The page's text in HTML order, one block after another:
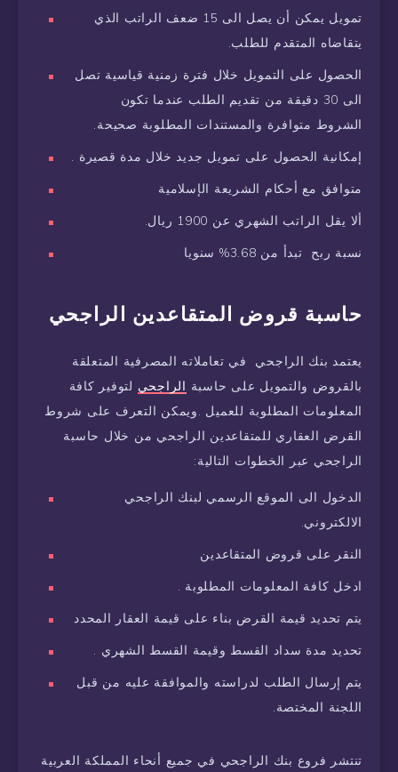
تمويل يمكن أن يصل الى 15 ضعف الراتب الذي
يتقاضاه المتقدم للطلب.
الحصول على التمويل خلال فترة زمنية قياسية تصل
الى 30 دقيقة من تقديم الطلب عندما تكون
الشروط متوافرة والمستندات المطلوبة صحيحة.
إمكانية الحصول على تمويل جديد خلال مدة قصيرة .
متوافق مع أحكام الشريعة الإسلامية
ألا يقل الراتب الشهري عن 1900 ريال.
نسبة ربح تبدأ من 3.68% سنويا
حاسبة قروض المتقاعدين الراجحي
يعتمد بنك الراجحي في تعاملاته المصرفية المتعلقة
بالقروض والتمويل على حاسبة الراجحي لتوفير كافة
المعلومات المطلوبة للعميل .ويمكن التعرف على شروط
القرض العقاري للمتقاعدين الراجحي من خلال حاسبة
الراجحي عبر الخطوات التالية:
الدخول الى الموقع الرسمي لبنك الراجحي
الالكتروني.
النقر على قروض المتقاعدين
ادخل كافة المعلومات المطلوبة .
يتم تحديد قيمة القرض بناء على قيمة العقار المحدد
تحديد مدة سداد القسط وقيمة القسط الشهري .
يتم إرسال الطلب لدراسته والموافقة عليه من قبل
اللجنة المختصة.
تنتشر فروع بنك الراجحي في جميع أنحاء المملكة العربية